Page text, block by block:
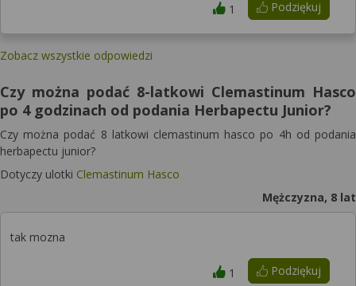
Podziękuj
1
Zobacz wszystkie odpowiedzi
Czy można podać 8-latkowi Clemastinum Hasco
po 4 godzinach od podania Herbapectu Junior?
Czy można podać 8 latkowi clemastinum hasco po 4h od podania
herbapectu junior?
Dotyczy ulotki Clemastinum Hasco
Mężczyzna, 8 lat
tak mozna
Podziękuj
1